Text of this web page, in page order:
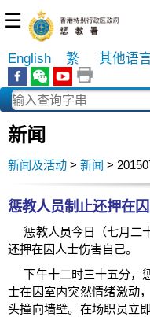
☰
English 繁 其他语
新闻
新闻及活动 > 新闻 >
惩教人员制止还押在
惩教人员今日（七月二
还押在囚人士伤害自己。
下午十二时三十五分，
士在囚室内突然情绪激动
头撞向墙壁。在场职员立